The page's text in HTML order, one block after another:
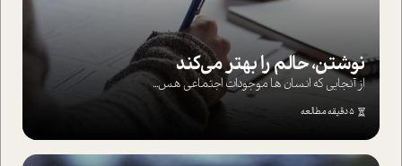
نوشتن، حالم را بهتر می‌کند
از آنجایی که انسان ها موجودات اجتماعی هس...
5 دقیقه مطالعه